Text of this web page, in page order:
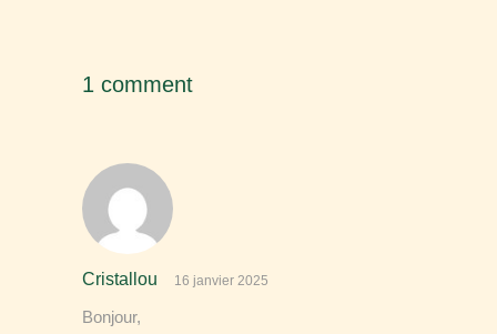
1 comment
Cristallou 16 janvier 2025
Bonjour,